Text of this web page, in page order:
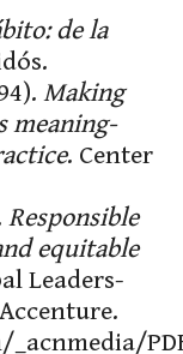
de la
Making
meaning-
. Center
Responsible
equitable
Leaders-